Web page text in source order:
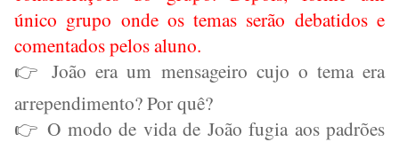
único grupo onde os temas serão debatidos e
comentados pelos aluno.
👉João era um mensageiro cujo o tema era
arrependimento? Por quê?
👉 O modo de vida de João fugia aos padrões